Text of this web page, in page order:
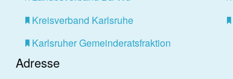
Kreisverband Karlsruhe
Karlsruher Gemeinderatsfraktion
Adresse